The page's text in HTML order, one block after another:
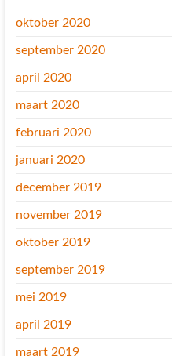
oktober 2020
september 2020
april 2020
maart 2020
februari 2020
januari 2020
december 2019
november 2019
oktober 2019
september 2019
mei 2019
april 2019
maart 2019